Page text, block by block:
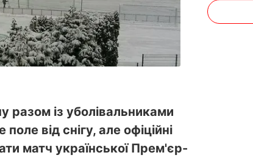
разом із уболівальниками
від снігу, але офіційні
матч української Прем'єр-